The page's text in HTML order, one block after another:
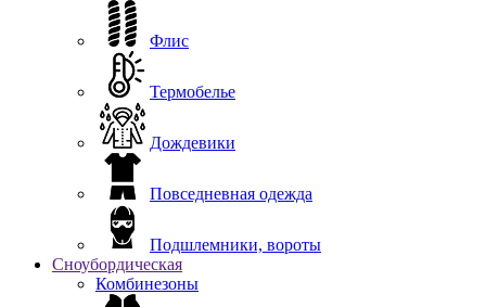
Флис
Термобелье
Дождевики
Повседневная одежда
Подшлемники, вороты
Сноубордическая
Комбинезоны